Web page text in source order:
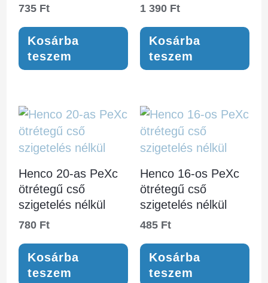
735 Ft
Kosárba
teszem
1 390 Ft
Kosárba
teszem
Henco 20-as PeXc
ötrétegű cső
szigetelés nélkül
780 Ft
Kosárba
teszem
Henco 16-os PeXc
ötrétegű cső
szigetelés nélkül
485 Ft
Kosárba
teszem